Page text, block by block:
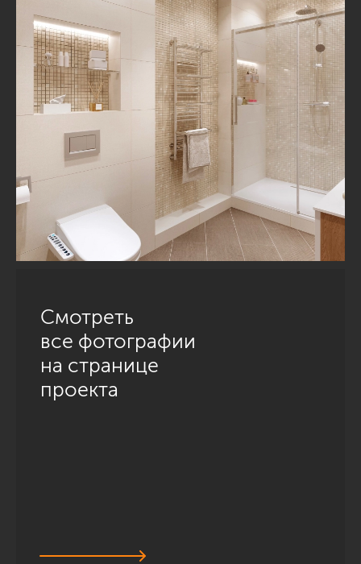
Смотреть
все фотографии
на странице
проекта